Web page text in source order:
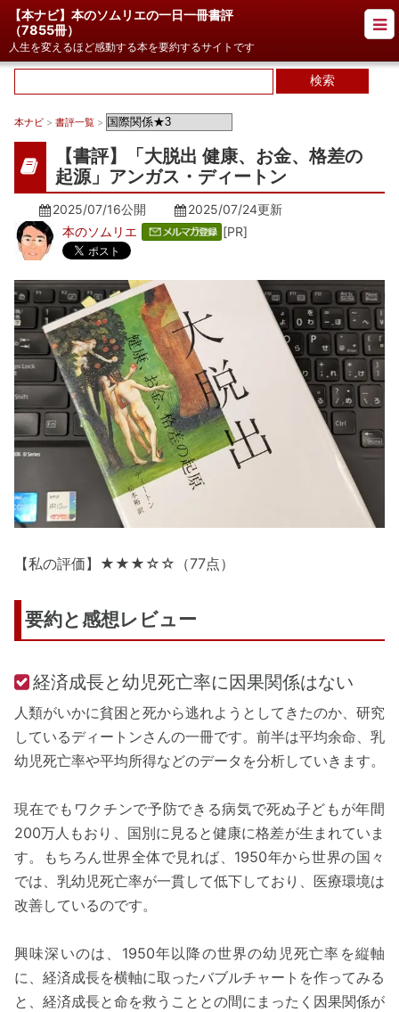
【本ナビ】本のソムリエの一日一冊書評
（7855冊）
人生を変えるほど感動する本を要約するサイトです
本ナビ > 書評一覧 >
【書評】「大脱出 健康、お金、格差の
起源」アンガス・ディートン
2025/07/16公開 2025/07/24更新
本のソムリエ
[PR]
【私の評価】★★★☆☆（77点）
要約と感想レビュー
経済成長と幼児死亡率に因果関係はない
人類がいかに貧困と死から逃れようとしてきたのか、研究
しているディートンさんの一冊です。前半は平均余命、乳
幼児死亡率や平均所得などのデータを分析していきます。
現在でもワクチンで予防できる病気で死ぬ子どもが年間
200万人もおり、国別に見ると健康に格差が生まれていま
す。もちろん世界全体で見れば、1950年から世界の国々
では、乳幼児死亡率が一貫して低下しており、医療環境は
改善しているのです。
興味深いのは、1950年以降の世界の幼児死亡率を縦軸
に、経済成長を横軸に取ったバブルチャートを作ってみる
と、経済成長と命を救うこととの間にまったく因果関係が